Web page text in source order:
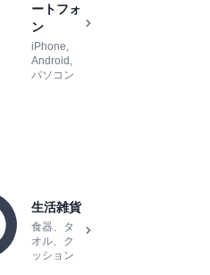
ートフォ
ン
iPhone,
Android,
パソコン
生活雑貨
食器、タ
オル、ク
ッション